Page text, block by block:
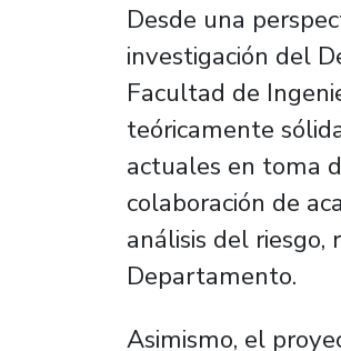
Desde una
investigación del
Facultad de
teóricamente
actuales en toma
colaboración de
análisis del
Departamento.
Asimismo, el